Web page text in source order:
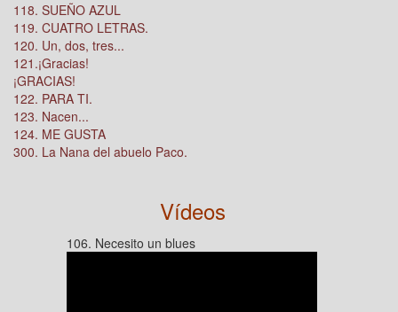
118. SUEÑO AZUL
119. CUATRO LETRAS.
120. Un, dos, tres...
121.¡Gracias!
¡GRACIAS!
122. PARA TI.
123. Nacen...
124. ME GUSTA
300. La Nana del abuelo Paco.
Vídeos
106. Necesito un blues